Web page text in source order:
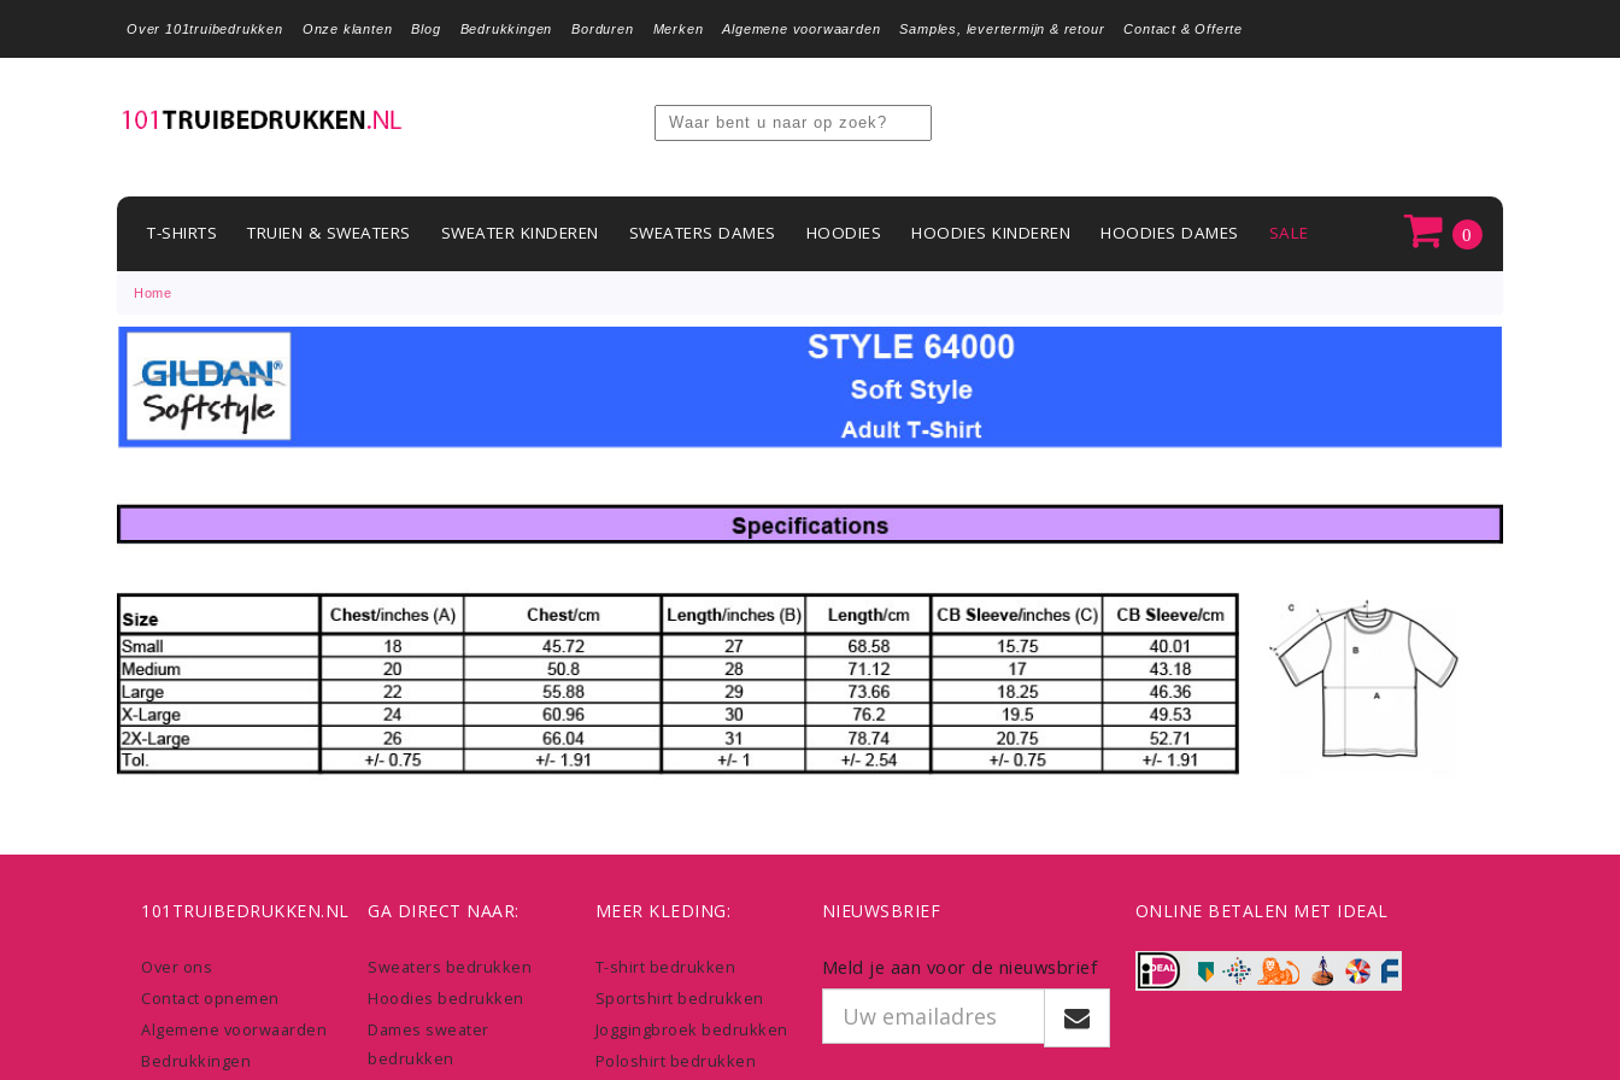
Over 101truibedrukken Onze klanten Blog Bedrukkingen Borduren Merken Algemene voorwaarden Samples, levertermijn & retour Contact & Offerte
T-SHIRTS TRUIEN & SWEATERS SWEATER KINDEREN SWEATERS DAMES HOODIES HOODIES KINDEREN HOODIES DAMES SALE 0
Home
101TRUIBEDRUKKEN.NL
Over ons
Contact opnemen
Algemene voorwaarden
Bedrukkingen
GA DIRECT NAAR:
Sweaters bedrukken
Hoodies bedrukken
Dames sweater
bedrukken
MEER KLEDING:
T-shirt bedrukken
Sportshirt bedrukken
Joggingbroek bedrukken
Poloshirt bedrukken
NIEUWSBRIEF
Meld je aan voor de nieuwsbrief
ONLINE BETALEN MET IDEAL